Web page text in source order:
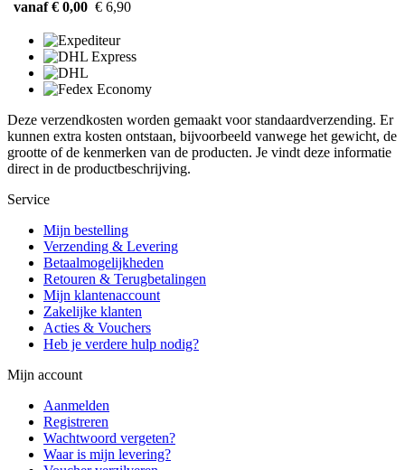
vanaf € 0,00 € 6,90
Deze verzendkosten worden gemaakt voor standaardverzending. Er
kunnen extra kosten ontstaan, bijvoorbeeld vanwege het gewicht, de
grootte of de kenmerken van de producten. Je vindt deze informatie
direct in de productbeschrijving.
Service
Mijn bestelling
Verzending & Levering
Betaalmogelijkheden
Retouren & Terugbetalingen
Mijn klantenaccount
Zakelijke klanten
Acties & Vouchers
Heb je verdere hulp nodig?
Mijn account
Aanmelden
Registreren
Wachtwoord vergeten?
Waar is mijn levering?